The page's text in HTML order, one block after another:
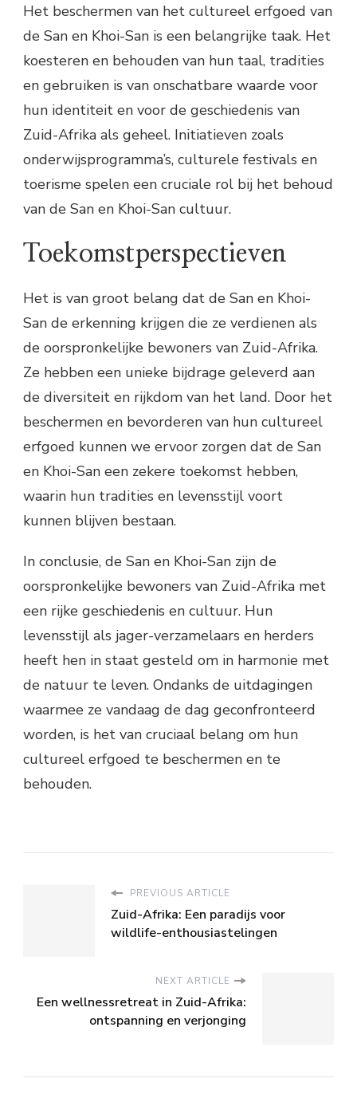
Het beschermen van het cultureel erfgoed van
de San en Khoi-San is een belangrijke taak. Het
koesteren en behouden van hun taal, tradities
en gebruiken is van onschatbare waarde voor
hun identiteit en voor de geschiedenis van
Zuid-Afrika als geheel. Initiatieven zoals
onderwijsprogramma’s, culturele festivals en
toerisme spelen een cruciale rol bij het behoud
van de San en Khoi-San cultuur.
Toekomstperspectieven
Het is van groot belang dat de San en Khoi-
San de erkenning krijgen die ze verdienen als
de oorspronkelijke bewoners van Zuid-Afrika.
Ze hebben een unieke bijdrage geleverd aan
de diversiteit en rijkdom van het land. Door het
beschermen en bevorderen van hun cultureel
erfgoed kunnen we ervoor zorgen dat de San
en Khoi-San een zekere toekomst hebben,
waarin hun tradities en levensstijl voort
kunnen blijven bestaan.
In conclusie, de San en Khoi-San zijn de
oorspronkelijke bewoners van Zuid-Afrika met
een rijke geschiedenis en cultuur. Hun
levensstijl als jager-verzamelaars en herders
heeft hen in staat gesteld om in harmonie met
de natuur te leven. Ondanks de uitdagingen
waarmee ze vandaag de dag geconfronteerd
worden, is het van cruciaal belang om hun
cultureel erfgoed te beschermen en te
behouden.
PREVIOUS ARTICLE
Zuid-Afrika: Een paradijs voor
wildlife-enthousiastelingen
NEXT ARTICLE
Een wellnessretreat in Zuid-Afrika:
ontspanning en verjonging